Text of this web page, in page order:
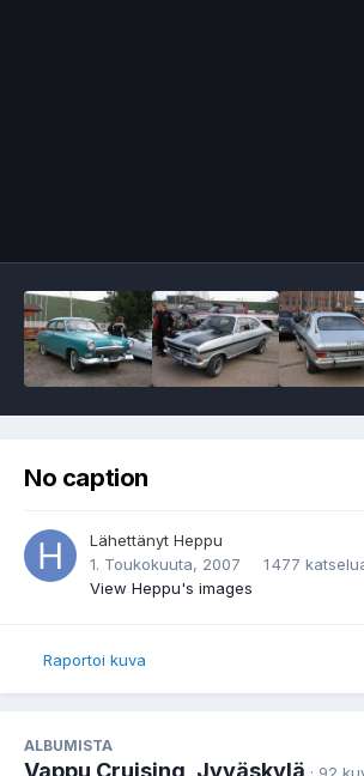
No caption
Lähettänyt Heppu
1. Toukokuuta, 2007
1 477
View Heppu's images
Raportoi kuva
ALBUMISTA
Vappu Cruising, Jyväskylä